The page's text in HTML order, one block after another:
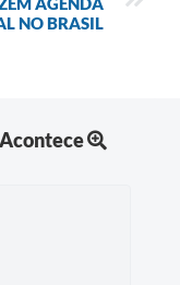
NO BRASIL